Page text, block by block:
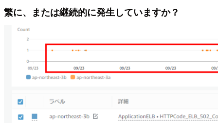
繁に、または継続的に発生していますか？